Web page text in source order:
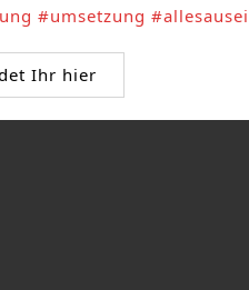
#umsetzung
Ihr hier